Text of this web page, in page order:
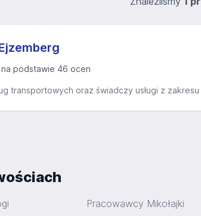
na podstawie 46 ocen
transportowych oraz świadczy usługi z
Pracowawcy Mikołajki